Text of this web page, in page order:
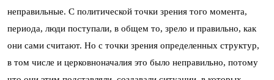
неправильные. С политической точки зрения того момента,
периода, люди поступали, в общем то, зрело и правильно, как
они сами считают. Но с точки зрения определенных структур,
в том числе и церковноначалия это было неправильно, потому